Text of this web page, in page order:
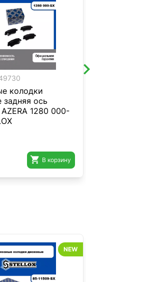
колодки
ось
1280 000-
 В корзину
NEW